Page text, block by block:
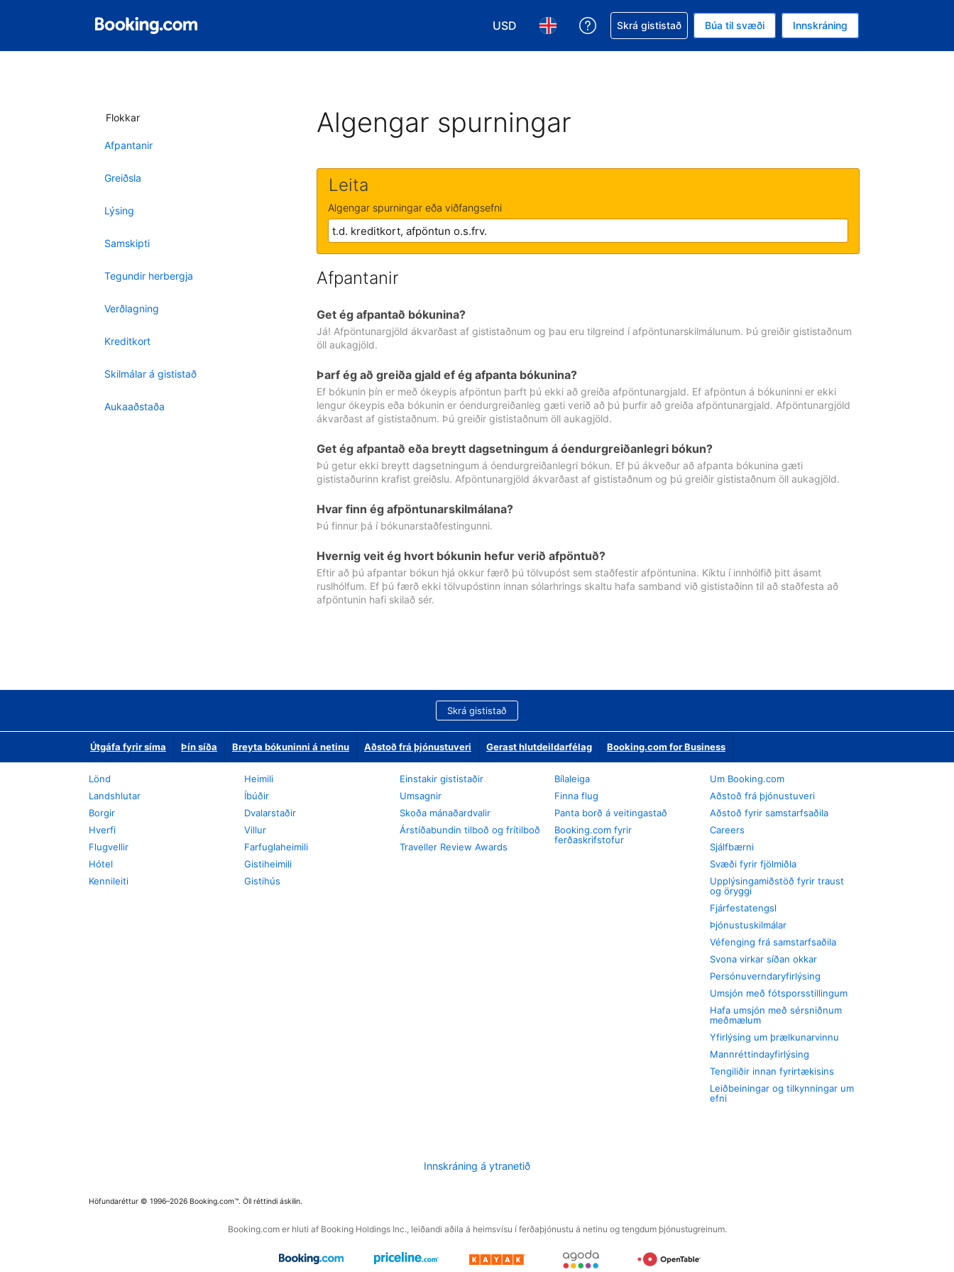
USD
Veldu gjaldmiðil. Í augnablikinu er gjaldmiðillinn Bandaríkjadalur
Veldu þitt tungumál. Í augnablikinu er tungumál þitt Íslensku
Fá aðstoð við bókunina
Skrá gististað Búa til svæði Innskráning
Flokkar
Afpantanir
Greiðsla
Lýsing
Samskipti
Tegundir herbergja
Verðlagning
Kreditkort
Skilmálar á gististað
Aukaaðstaða
Algengar spurningar
Leita
Algengar spurningar eða viðfangsefni
Afpantanir
Get ég afpantað bókunina?
Já! Afpöntunargjöld ákvarðast af gististaðnum og þau eru tilgreind í afpöntunarskilmálunum. Þú greiðir gististaðnum
öll aukagjöld.
Þarf ég að greiða gjald ef ég afpanta bókunina?
Ef bókunin þín er með ókeypis afpöntun þarft þú ekki að greiða afpöntunargjald. Ef afpöntun á bókuninni er ekki
lengur ókeypis eða bókunin er óendurgreiðanleg gæti verið að þú þurfir að greiða afpöntunargjald. Afpöntunargjöld
ákvarðast af gististaðnum. Þú greiðir gististaðnum öll aukagjöld.
Get ég afpantað eða breytt dagsetningum á óendurgreiðanlegri bókun?
Þú getur ekki breytt dagsetningum á óendurgreiðanlegri bókun. Ef þú ákveður að afpanta bókunina gæti
gististaðurinn krafist greiðslu. Afpöntunargjöld ákvarðast af gististaðnum og þú greiðir gististaðnum öll aukagjöld.
Hvar finn ég afpöntunarskilmálana?
Þú finnur þá í bókunarstaðfestingunni.
Hvernig veit ég hvort bókunin hefur verið afpöntuð?
Eftir að þú afpantar bókun hjá okkur færð þú tölvupóst sem staðfestir afpöntunina. Kíktu í innhólfið þitt ásamt
ruslhólfum. Ef þú færð ekki tölvupóstinn innan sólarhrings skaltu hafa samband við gististaðinn til að staðfesta að
afpöntunin hafi skilað sér.
Skrá gististað
Útgáfa fyrir síma Þín síða Breyta bókuninni á netinu Aðstoð frá þjónustuveri Gerast hlutdeildarfélag Booking.com for Business
Lönd
Landshlutar
Borgir
Hverfi
Flugvellir
Hótel
Kennileiti
Heimili
Íbúðir
Dvalarstaðir
Villur
Farfuglaheimili
Gistiheimili
Gistihús
Einstakir gististaðir
Umsagnir
Skoða mánaðardvalir
Árstíðabundin tilboð og frítilboð
Traveller Review Awards
Bílaleiga
Finna flug
Panta borð á veitingastað
Booking.com fyrir
ferðaskrifstofur
Um Booking.com
Aðstoð frá þjónustuveri
Aðstoð fyrir samstarfsaðila
Careers
Sjálfbærni
Svæði fyrir fjölmiðla
Upplýsingamiðstöð fyrir traust
og öryggi
Fjárfestatengsl
Þjónustuskilmálar
Véfenging frá samstarfsaðila
Svona virkar síðan okkar
Persónuverndaryfirlýsing
Umsjón með fótsporsstillingum
Hafa umsjón með sérsniðnum
meðmælum
Yfirlýsing um þrælkunarvinnu
Mannréttindayfirlýsing
Tengiliðir innan fyrirtækisins
Leiðbeiningar og tilkynningar um
efni
Innskráning á ytranetið
Höfundaréttur © 1996–2026 Booking.com™. Öll réttindi áskilin.
Booking.com er hluti af Booking Holdings Inc., leiðandi aðila á heimsvísu í ferðaþjónustu á netinu og tengdum þjónustugreinum.